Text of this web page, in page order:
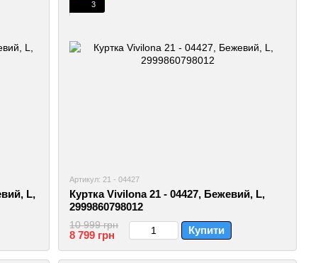
L,
3
Артикул: 21 - 04427
Куртка Vivilona 21 - 04427, Бежевий, L,
2999860798012
10 999 грн
8 799 грн Купити